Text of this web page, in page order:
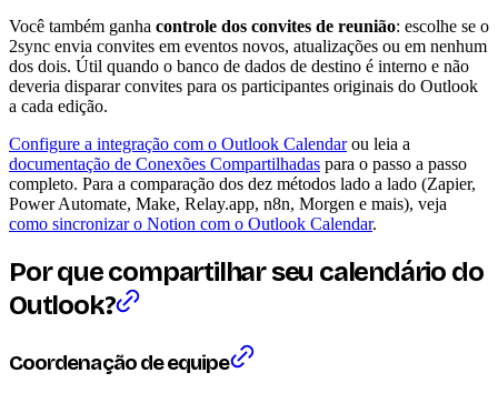
Você também ganha controle dos convites de reunião: escolhe se o
2sync envia convites em eventos novos, atualizações ou em nenhum
dos dois. Útil quando o banco de dados de destino é interno e não
deveria disparar convites para os participantes originais do Outlook
a cada edição.
Configure a integração com o Outlook Calendarou leia a
documentação de Conexões Compartilhadas para o passo a passo
completo. Para a comparação dos dez métodos lado a lado (Zapier,
Power Automate, Make, Relay.app, n8n, Morgen e mais), veja
como sincronizar o Notion com o Outlook Calendar.
Por que compartilhar seu calendário do
Outlook?
Coordenação de equipe